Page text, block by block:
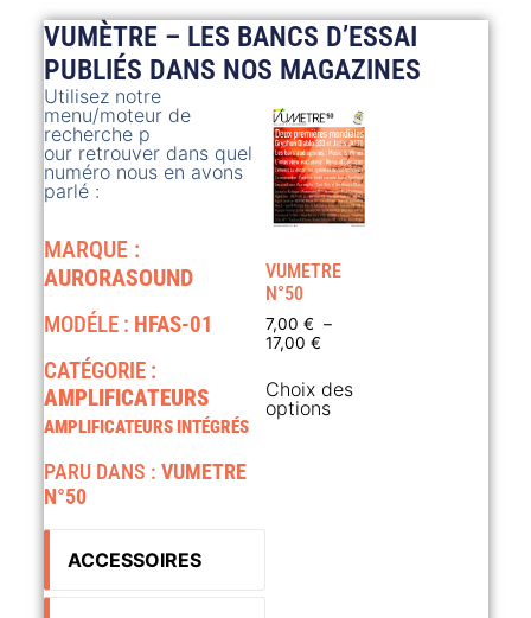
VUMÈTRE – LES BANCS D’ESSAI
PUBLIÉS DANS NOS MAGAZINES
Utilisez notre
menu/moteur de
recherche p
our retrouver dans quel
numéro nous en avons
parlé :
MARQUE :
AURORASOUND
MODÉLE : HFAS-01
CATÉGORIE :
AMPLIFICATEURS
AMPLIFICATEURS INTÉGRÉS
PARU DANS : VUMETRE
N°50
ACCESSOIRES
VUMETRE
N°50
7,00 € –
17,00 €
Choix des
options